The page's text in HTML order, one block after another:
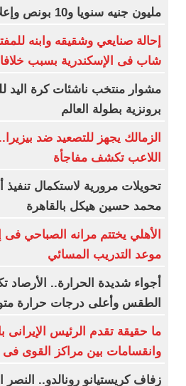
مليون جنيه سنويا و10 بونص وإعلانات
إحالة صنايعي وشقيقه وابنه
شاب فى الإسكندرية بسبب
مشوار منتخب ناشئات كرة اليد
برونزية بطولة العالم
الزمالك يجهز للتصعيد ضد
اللاعب تكشف مفاجأة
تحويلات مرورية لاستكمال تنفيذ
محمد حسين هيكل بالقاهرة
الأهلي يختتم مرانه الصباحي فى
موعد التدريب المسائي
أجواء شديدة الحرارة..
الطقس وأعلى درجات حرارة
ما حقيقة تقدم الرئيس الإيرانى
وانقسامات بين مراكز القوى
زفاف كريستيانو رونالدو..